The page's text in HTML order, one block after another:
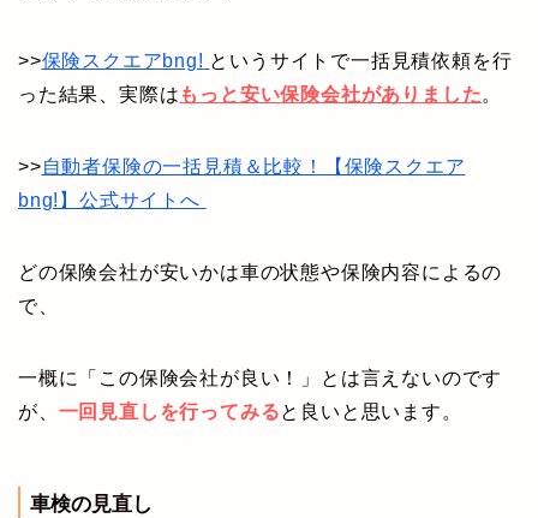
>>保険スクエアbng! というサイトで一括見積依頼を行
った結果、実際は もっと安い保険会社がありました。
>>自動者保険の一括見積＆比較！【保険スクエア
bng!】公式サイトへ
どの保険会社が安いかは車の状態や保険内容によるの
で、
一概に「この保険会社が良い！」とは言えないのです
が、 一回見直しを行ってみると良いと思います。
車検の見直し